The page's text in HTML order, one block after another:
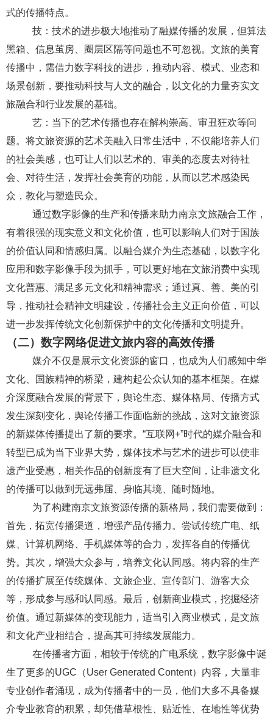
式的传播特点。
技：技术的进步极大地推动了融媒传播的发展，但算法
黑箱、信息茧房、圈层区隔等问题也不可忽视。文旅的美育
传播中，需借力数字科技的进步，推动内容、模式、业态和
场景创新，要推动科技与人文的融合，以文化的力量夯实文
旅融合和行业发展的基础。
艺：当下的艺术传播也存在解构崇高、审丑狂欢等问
题。将文旅资源的艺术美融入日常生活中，不仅能培养人们
的社会美感，也可让人们以艺术的、审美的态度去对待社
会、对待生活，发挥社会美育的功能，从而以艺术感染民
众，教化与塑造民众。
通过数字影像的生产和传播来助力南京文旅融合工作，
有着很强的现实意义和文化价值，也可以影响人们对于国族
的价值认同和情感归属。以融合媒介为生态基础，以数字化
应用和数字影像手段为抓手，可以更好地在文旅消费中实现
文化普惠、满足多元文化和精神需求；通过真、善、美的引
导，推动社会精神文明建设，传播社会主义正向价值，可以
进一步发挥传统文化创新保护中的文化传播和文明提升。
（二）数字网络促进文旅内容的高效传播
媒介不仅是展示文化资源的窗口，也成为人们感知中华
文化、国族精神的桥梁，建构起公众认知的基本框架。在媒
介深度融合发展的背景下，舆论生态、媒体格局、传播方式
发生深刻变化，舆论传播工作面临新的挑战，这对文旅资源
的新媒体传播提出了新的要求。 “互联网+”时代的媒介融合和
转型已成为当下业界大势，媒体技术与艺术的进步可以使非
遗产业受惠，相关作品的创新度有了巨大空间，让非遗文化
的传播可以做到无远弗届、身临其境、随时随地。
为了构建南京文旅资源传播的新格局，我们需要做到：
首先，拓宽传播渠道，增强产品传播力。尝试传统广电、纸
媒、计算机网络、手机媒体等的合力，发挥各自的传播优
势。其次，增强大众参与，培养文化认同感。将内容的生产
的传播扩展至传统媒体、文旅企业、宣传部门、游客大众
等，形成参与感和认同感。最后，创新商业模式，挖掘经济
价值。通过新媒体的变现能力，适当引入商业模式，是文旅
和文化产业相结合，提高其可持续发展能力。
在传播者方面，相较于传统的广电系统，数字影像中诞
生了更多的UGC （User Generated Content）内容，大量非
专业创作者涌现，成为传播者中的一员，他们大多不具备媒
介专业教育的积累，却凭借草根性、贴近性、在地性等优势